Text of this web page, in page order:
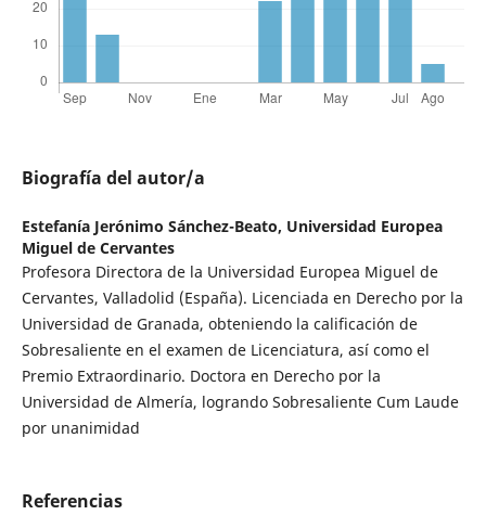
Biografía del autor/a
Estefanía Jerónimo Sánchez-Beato, Universidad Europea
Miguel de Cervantes
Profesora Directora de la Universidad Europea Miguel de
Cervantes, Valladolid (España). Licenciada en Derecho por la
Universidad de Granada, obteniendo la calificación de
Sobresaliente en el examen de Licenciatura, así como el
Premio Extraordinario. Doctora en Derecho por la
Universidad de Almería, logrando Sobresaliente Cum Laude
por unanimidad
Referencias